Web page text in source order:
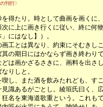
行〉
を得たり。時として曲画を画くに
に画き行くに従い、終に何物
はなし】）。
は異なり、約束にそむきしこ
日にはかならず画き終わりて
かざるさきに、画料を出さし
しと。
また酒を飲みたれども、すこ
るがごとし。綾垣氏曰く、広
東海道歌重という。これもて